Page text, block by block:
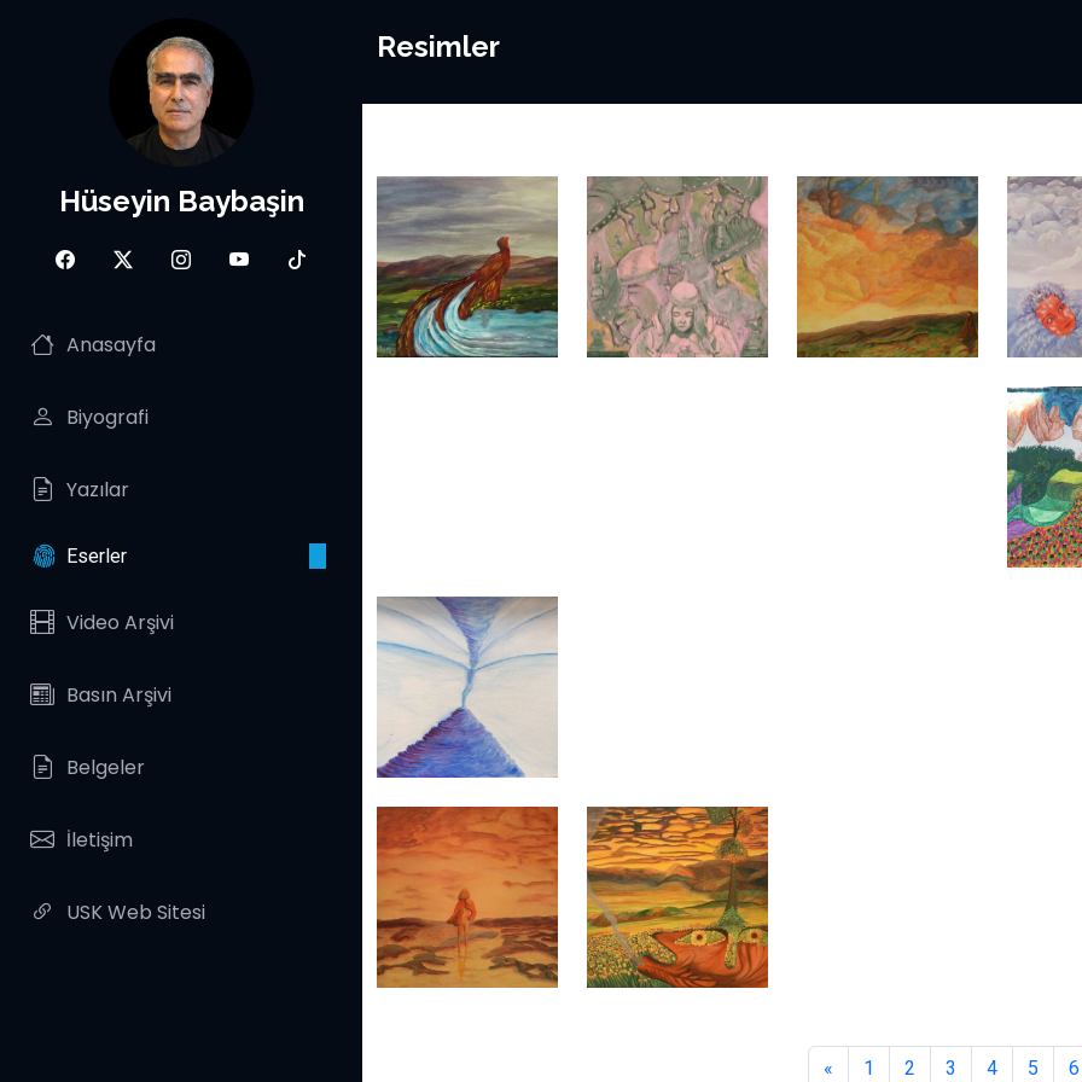
Hüseyin Baybaşin
Anasayfa
Biyografi
Yazılar
Eserler
Video Arşivi
Basın Arşivi
Belgeler
İletişim
USK Web Sitesi
Resimler
« 1 2 3 4 5 6